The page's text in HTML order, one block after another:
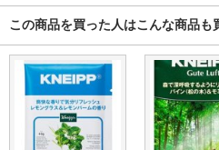
この商品を買った人はこんな商品も